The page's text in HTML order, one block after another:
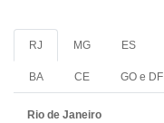
RJ MG ES
BA CE GO e DF
Rio de Janeiro